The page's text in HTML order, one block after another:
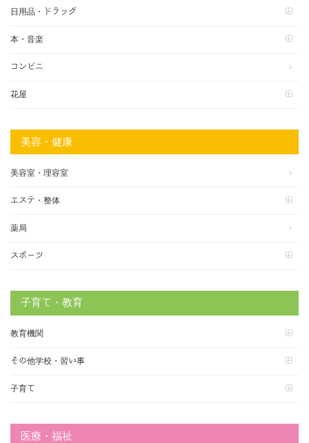
日用品・ドラッグ
本・音楽
コンビニ
花屋
美容・健康
美容室・理容室
エステ・整体
薬局
スポーツ
子育て・教育
教育機関
その他学校・習い事
子育て
医療・福祉